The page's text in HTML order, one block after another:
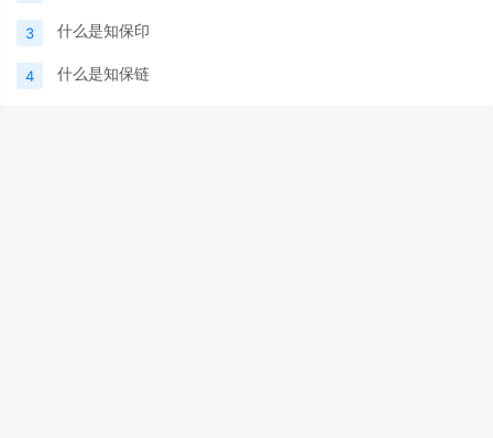
3 什么是知保印
4 什么是知保链